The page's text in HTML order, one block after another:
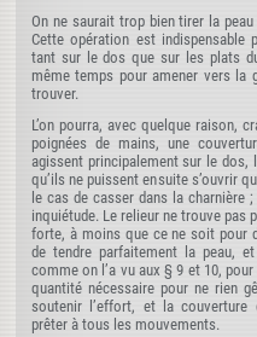
On ne saurait trop bien tirer la
Cette opération est indispensable
tant sur le dos que sur les plats
même temps pour amener vers la
trouver.
L’on pourra, avec quelque raison,
poignées de mains, une
agissent principalement sur le
qu’ils ne puissent ensuite s’ouvrir
le cas de casser dans la charnière
inquiétude. Le relieur ne trouve pas
forte, à moins que ce ne soit pour
de tendre parfaitement la peau,
comme on l’a vu aux § 9 et 10,
quantité nécessaire pour ne rien
soutenir l’effort, et la couverture
prêter à tous les mouvements.